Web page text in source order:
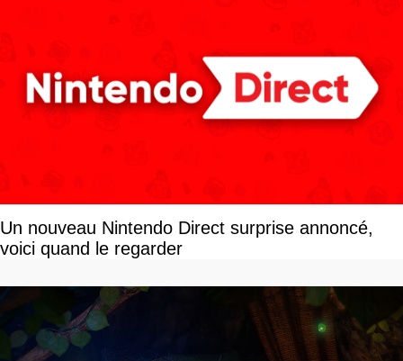
Un nouveau Nintendo Direct surprise annoncé,
voici quand le regarder